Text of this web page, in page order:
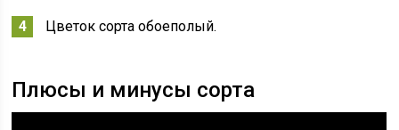
Цветок сорта обоеполый.
Плюсы и минусы сорта